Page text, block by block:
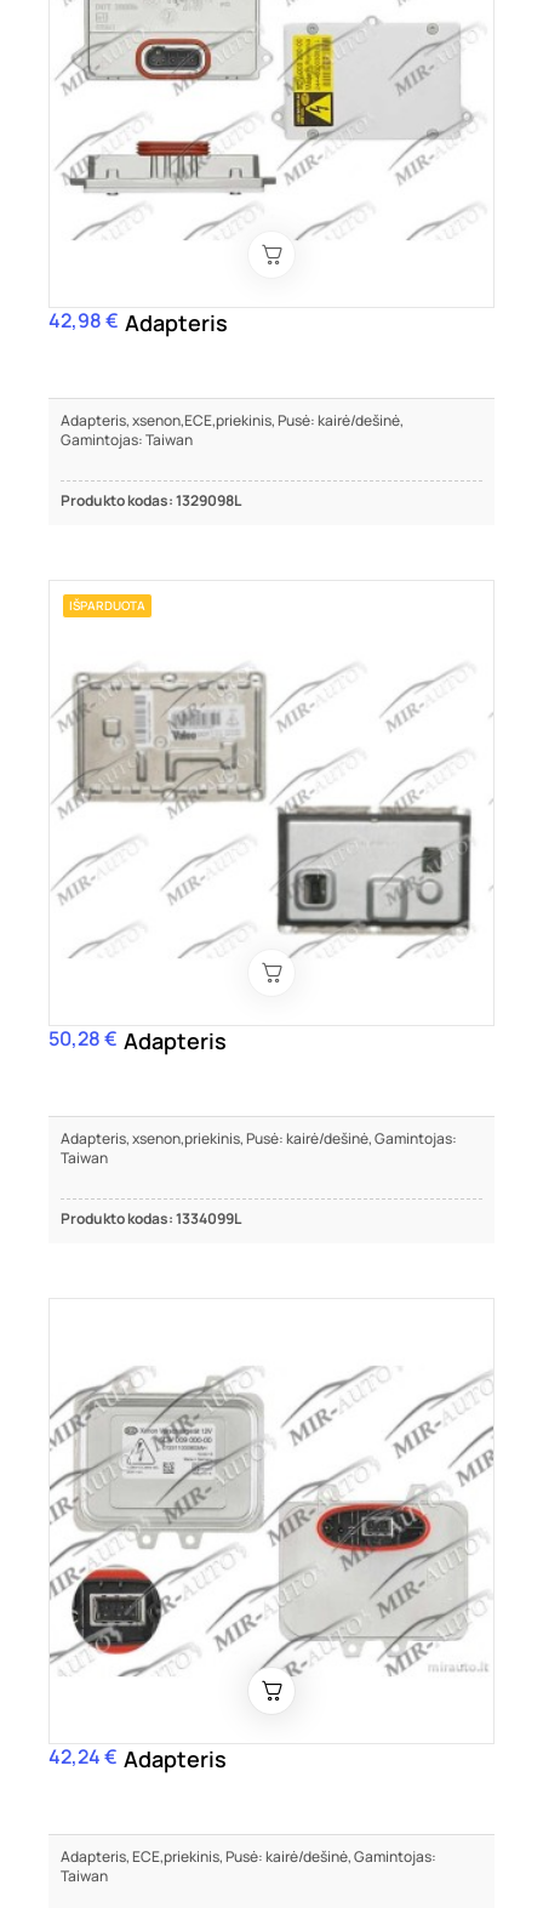
Kaina
42,98 € Adapteris
Adapteris, xsenon,ECE,priekinis, Pusė: kairė/dešinė,
Gamintojas: Taiwan
Produkto kodas: 1329098L
IŠPARDUOTA
Kaina
50,28 € Adapteris
Adapteris, xsenon,priekinis, Pusė: kairė/dešinė, Gamintojas:
Taiwan
Produkto kodas: 1334099L
Kaina
42,24 € Adapteris
Adapteris, ECE,priekinis, Pusė: kairė/dešinė, Gamintojas:
Taiwan